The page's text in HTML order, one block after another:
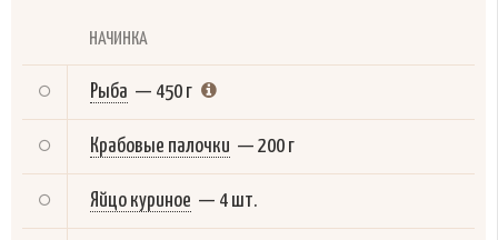
НАЧИНКА
Рыба — 450 г
Крабовые палочки — 200 г
Яйцо куриное — 4 шт.